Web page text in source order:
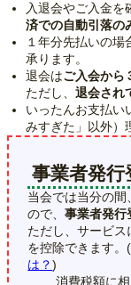
入退会やご入金を
済での自動引落の
１年分先払いの場
承ります。
退会はご入会から
ただし、退会され
いったんお支払い
みすぎた」以外）
事業者発
当会では当分の
ので、事業者発行
ただし、サービス
を控除できます。
は？)
消費税額に